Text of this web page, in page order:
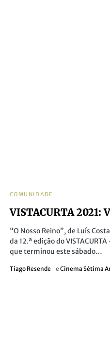
COMUNIDADE
VISTACURTA 2021:
“O Nosso Reino”, de Luís
da 12.ª edição do
que terminou este sábado…
Tiago Resende e Cinema Sétima